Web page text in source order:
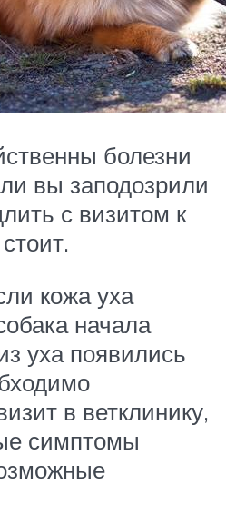
болезни
вы заподозрили
с визитом к
кожа уха
начала
уха появились
в ветклинику,
симптомы